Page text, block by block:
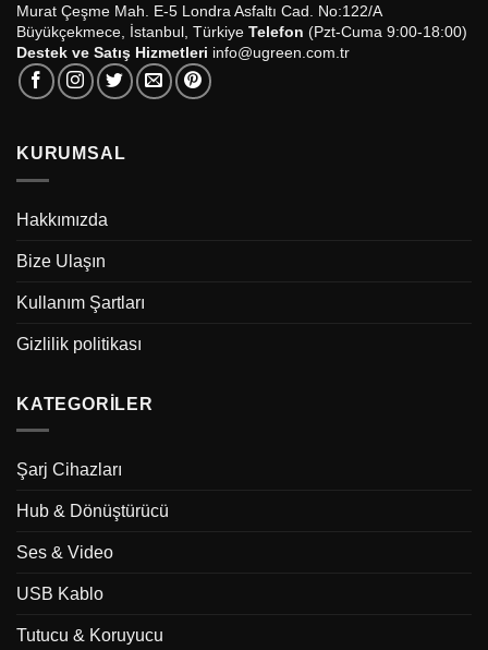
Murat Çeşme Mah. E-5 Londra Asfaltı Cad. No:122/A
Büyükçekmece, İstanbul, Türkiye Telefon (Pzt-Cuma 9:00-18:00)
Destek ve Satış Hizmetleri info@ugreen.com.tr
KURUMSAL
Hakkımızda
Bize Ulaşın
Kullanım Şartları
Gizlilik politikası
KATEGORILER
Şarj Cihazları
Hub & Dönüştürücü
Ses & Video
USB Kablo
Tutucu & Koruyucu